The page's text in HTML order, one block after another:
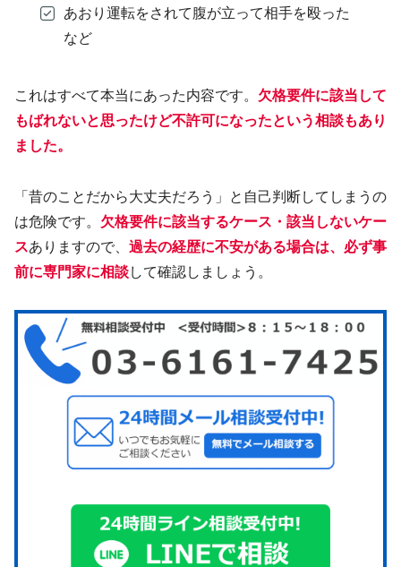
あおり運転をされて腹が立って相手を殴った
など
これはすべて本当にあった内容です。 欠格要件に該当して
もばれないと思ったけど不許可になったという相談もあり
ました。
「昔のことだから大丈夫だろう」と自己判断してしまうの
は危険です。 欠格要件に該当するケース・該当しないケー
スありますので、 過去の経歴に不安がある場合は、必ず事
前に専門家に相談して確認しましょう。